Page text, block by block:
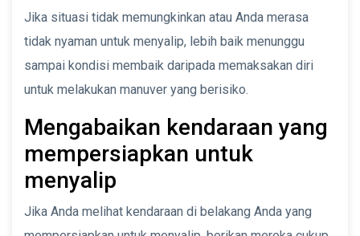
Jika situasi tidak memungkinkan atau Anda merasa
tidak nyaman untuk menyalip, lebih baik menunggu
sampai kondisi membaik daripada memaksakan diri
untuk melakukan manuver yang berisiko.
Mengabaikan kendaraan yang
mempersiapkan untuk
menyalip
Jika Anda melihat kendaraan di belakang Anda yang